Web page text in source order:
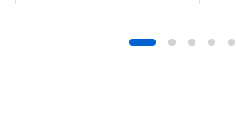
BLANCO